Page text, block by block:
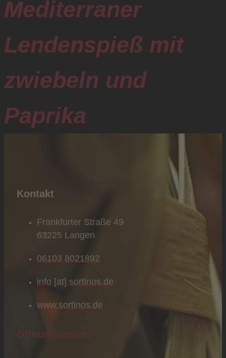
Mediterraner
Lendenspieß mit
zwiebeln und
Paprika
Kontakt
Frankfurter Straße 49
63225 Langen
06103 8021892
info [at] sortinos.de
www.sortinos.de
Öffnungszeiten